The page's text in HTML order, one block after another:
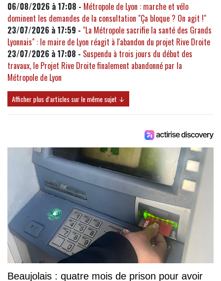
06/08/2026 à 17:08 - Métropole de Lyon : marche et vélo
dominent les demandes de la consultation "Ça bloque ? On agit !"
23/07/2026 à 17:59 - "La Métropole sacrifie la santé des Grands
Lyonnais" : le maire de Lyon réagit à l'abandon du projet Rive Droite
23/07/2026 à 17:08 - Suspendu à trois jours du début des
travaux, le Projet Rive Droite finalement abandonné par la
Métropole de Lyon
Afficher plus d'articles sur le même sujet ↓
Beaujolais : quatre mois de prison pour avoir